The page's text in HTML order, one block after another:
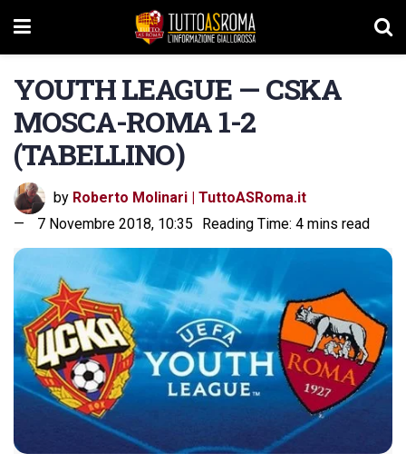
YOUTH LEAGUE — CSKA
MOSCA-ROMA 1-2
(TABELLINO)
by Roberto Molinari | TuttoASRoma.it
7 Novembre 2018, 10:35
Reading Time: 4 mins read